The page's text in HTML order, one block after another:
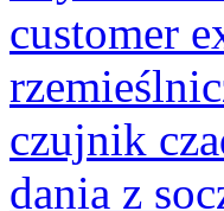
customer
czujnik
dania z